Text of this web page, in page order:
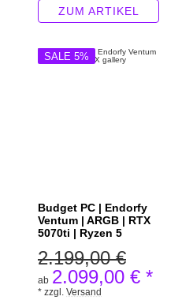
ZUM ARTIKEL
SALE 5%
Budget PC | Endorfy
Ventum | ARGB | RTX
5070ti | Ryzen 5
ab 2.099,00 € *
2.199,00 €
* zzgl. Versand